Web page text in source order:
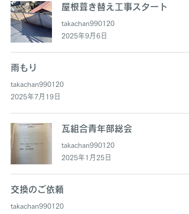
屋根葺き替え工事スタート
takachan990120
2025年9月6日
雨もり
takachan990120
2025年7月19日
瓦組合青年部総会
takachan990120
2025年1月25日
交換のご依頼
takachan990120